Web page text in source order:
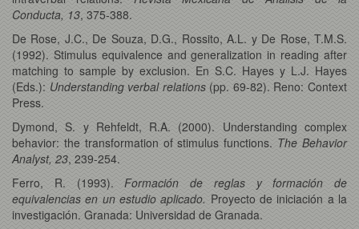
Conducta, 13, 375-388.
De Rose, J.C., De Souza, D.G., Rossito, A.L. y De Rose, T.M.S.
(1992). Stimulus equivalence and generalization in reading after
matching to sample by exclusion. En S.C. Hayes y L.J. Hayes
(Eds.): Understanding verbal relations(pp. 69-82). Reno: Context
Press.
Dymond, S. y Rehfeldt, R.A. (2000). Understanding complex
behavior: the transformation of stimulus functions. The Behavior
Analyst, 23, 239-254.
Ferro, R. (1993). Formación de reglas y formación de
equivalencias en un estudio aplicado. Proyecto de iniciación a la
investigación. Granada: Universidad de Granada.